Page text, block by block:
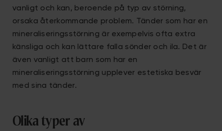
vanligt och kan, beroende på typ av störning,
orsaka återkommande problem. Tänder som har en
mineraliseringsstörning är exempelvis ofta extra
känsliga och kan lättare falla sönder och ila. Det är
även vanligt att barn som har en
mineraliseringsstörning upplever estetiska besvär
med sina tänder.
Olika typer av